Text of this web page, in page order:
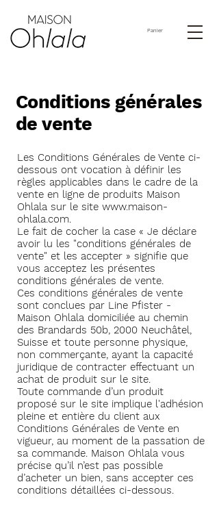
Panier
Conditions générales
de vente
Les Conditions Générales de Vente ci-
dessous ont vocation à définir les
règles applicables dans le cadre de la
vente en ligne de produits Maison
Ohlala sur le site www.maison-
ohlala.com.
Le fait de cocher la case « Je déclare
avoir lu les "conditions générales de
vente" et les accepter » signifie que
vous acceptez les présentes
conditions générales de vente.
Ces conditions générales de vente
sont conclues par Line Pfister -
Maison Ohlala domiciliée au chemin
des Brandards 50b, 2000 Neuchâtel,
Suisse et toute personne physique,
non commerçante, ayant la capacité
juridique de contracter effectuant un
achat de produit sur le site.
Toute commande d’un produit
proposé sur le site implique l'adhésion
pleine et entière du client aux
Conditions Générales de Vente en
vigueur, au moment de la passation de
sa commande. Maison Ohlala vous
précise qu’il n’est pas possible
d’acheter un bien, sans accepter ces
conditions détaillées ci-dessous.